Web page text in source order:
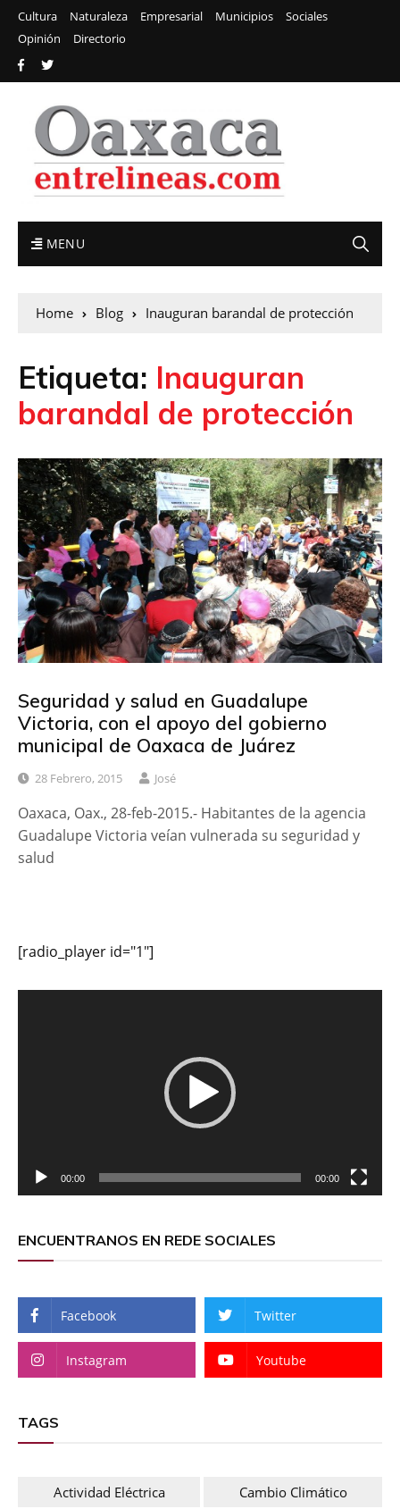
Cultura Naturaleza Empresarial Municipios
Sociales
Opinión
Directorio
MENU
Home Blog Inauguran barandal de protección
Etiqueta: Inauguran
barandal de protección
Seguridad y salud en Guadalupe
Victoria, con el apoyo del gobierno
municipal de Oaxaca de Juárez
28 Febrero, 2015 José
Oaxaca, Oax., 28-feb-2015.- Habitantes de la agencia
Guadalupe Victoria veían vulnerada su seguridad y
salud
[radio_player id="1"]
00:00 00:00
ENCUENTRANOS EN REDE SOCIALES
Facebook Twitter
Instagram Youtube
TAGS
Actividad Eléctrica
Cambio Climático